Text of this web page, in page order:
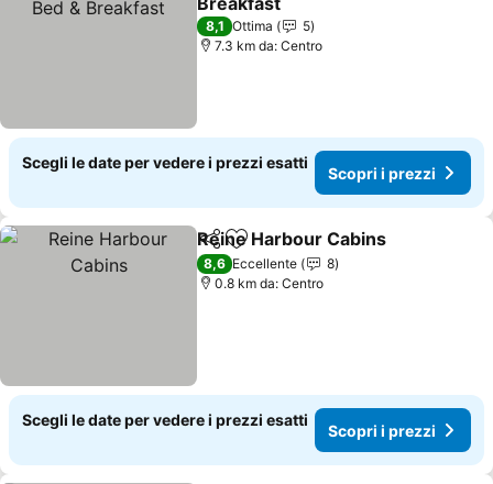
8,1 Ottima
5
7.3 km da: Centro
Scegli le date per vedere i prezzi esatti
Scopri i prezzi
CondividiAggiungi ai preferiti
Reine Harbour Cabins
8,6 Eccellente
8
0.8 km da: Centro
Scegli le date per vedere i prezzi esatti
Scopri i prezzi